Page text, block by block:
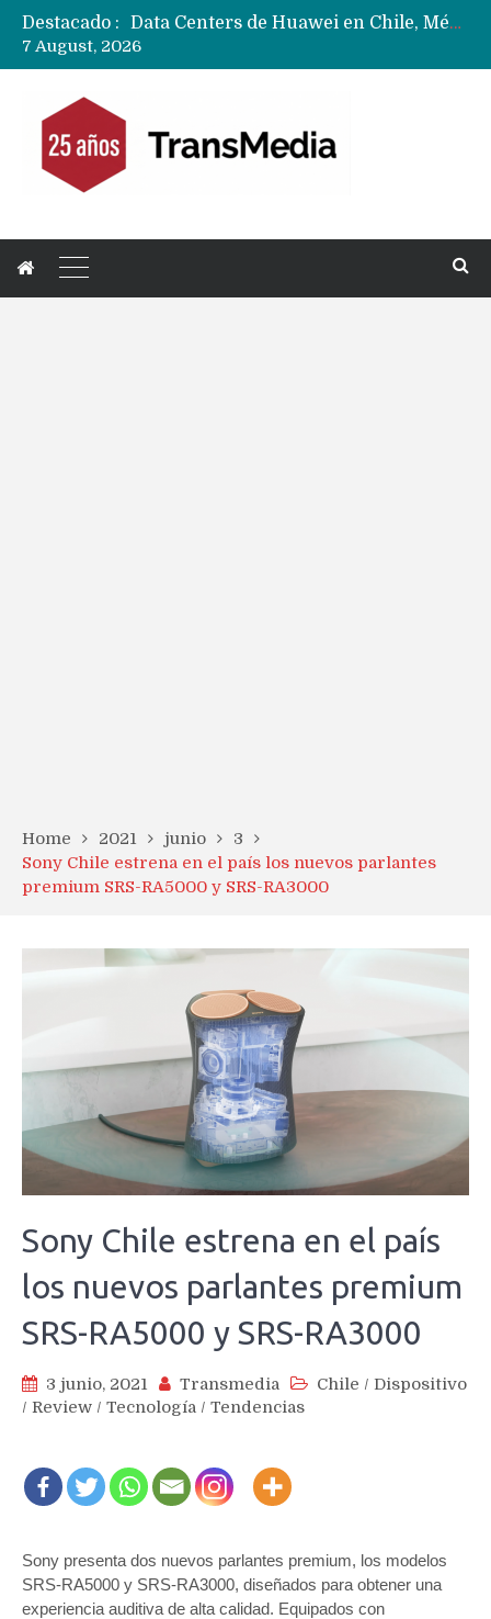
Destacado :
Data Centers de Huawei en Chile, México, Brasil,Perú y Argentina podrían verse afectados por arremetida de EE.UU
7 August, 2026
Home 2021 junio
3
Sony Chile estrena en el país los nuevos parlantes
premium SRS-RA5000 y SRS-RA3000
Sony Chile estrena en el país
los nuevos parlantes premium
SRS-RA5000 y SRS-RA3000
3 junio, 2021 Transmedia Chile / Dispositivo
/ Review / Tecnología / Tendencias
Sony presenta dos nuevos parlantes premium, los modelos
SRS-RA5000 y SRS-RA3000, diseñados para obtener una
experiencia auditiva de alta calidad. Equipados con